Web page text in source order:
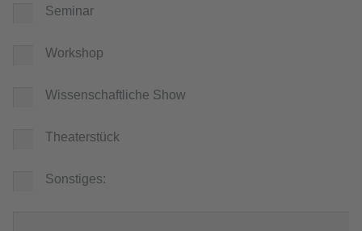
Seminar
Workshop
Wissenschaftliche Show
Theaterstück
Sonstiges: